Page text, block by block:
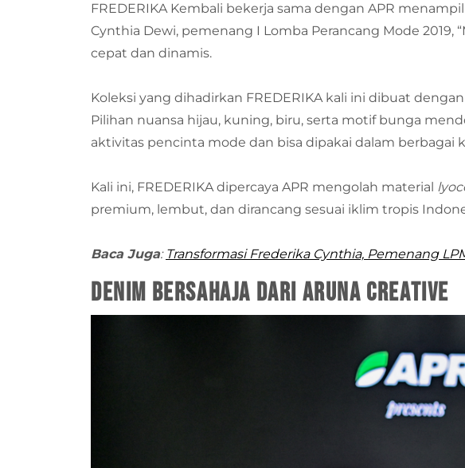
FREDERIKA Kembali bekerja sama dengan APR
Cynthia Dewi, pemenang I Lomba Perancang Mode 2019,
cepat dan dinamis.
Koleksi yang dihadirkan FREDERIKA kali ini dibuat
Pilihan nuansa hijau, kuning, biru, serta motif bunga
aktivitas pencinta mode dan bisa dipakai dalam berbagai
Kali ini, FREDERIKA dipercaya APR mengolah material
premium, lembut, dan dirancang sesuai iklim tropis
Baca Juga: Transformasi Frederika Cynthia, Pemenang
Denim Bersahaja dari Aruna Creative